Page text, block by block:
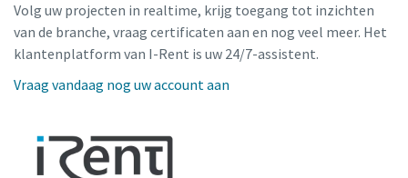
Volg uw projecten in realtime, krijg toegang tot inzichten
van de branche, vraag certificaten aan en nog veel meer. Het
klantenplatform van I-Rent is uw 24/7-assistent.
Vraag vandaag nog uw account aan